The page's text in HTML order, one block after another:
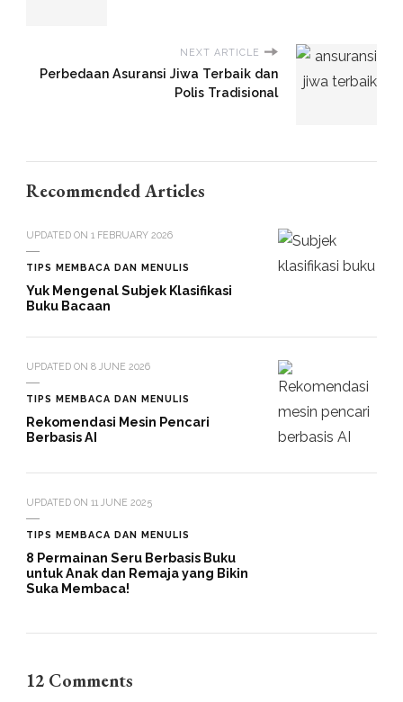
NEXT ARTICLE
Perbedaan Asuransi Jiwa Terbaik dan
Polis Tradisional
Recommended Articles
UPDATED ON 1 FEBRUARY 2026
TIPS MEMBACA DAN MENULIS
Yuk Mengenal Subjek Klasifikasi
Buku Bacaan
UPDATED ON 8 JUNE 2026
TIPS MEMBACA DAN MENULIS
Rekomendasi Mesin Pencari
Berbasis AI
UPDATED ON 11 JUNE 2025
TIPS MEMBACA DAN MENULIS
8 Permainan Seru Berbasis Buku
untuk Anak dan Remaja yang Bikin
Suka Membaca!
12 Comments